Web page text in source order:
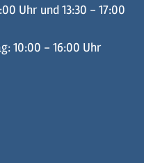
Uhr und 13:30 - 17:00
10:00 - 16:00 Uhr